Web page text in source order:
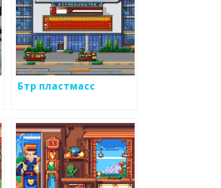
Бтр пластмасс